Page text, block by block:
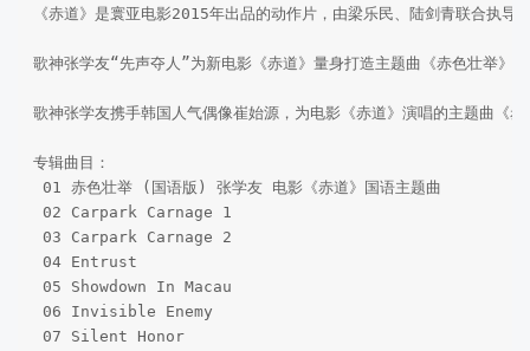
《赤道》是寰亚电影2015年出品的动作片，由梁乐民、陆剑青联合执
歌神张学友“先声夺人”为新电影《赤道》量身打造主题曲《赤色壮举》
歌神张学友携手韩国人气偶像崔始源，为电影《赤道》演唱的主题曲《
专辑曲目：
01 赤色壮举 (国语版) 张学友 电影《赤道》国语主题曲
02 Carpark Carnage 1
03 Carpark Carnage 2
04 Entrust
05 Showdown In Macau
06 Invisible Enemy
07 Silent Honor